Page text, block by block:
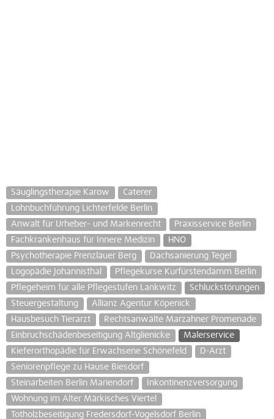
Säuglingstherapie Karow
Caterer
Lohnbuchführung Lichterfelde Berlin
Anwalt für Urheber- und Markenrecht
Praxisservice Berlin
Fachkrankenhaus für Innere Medizin
HNO
Psychotherapie Prenzlauer Berg
Dachsanierung Tegel
Logopädie Johannisthal
Pflegekurse Kurfürstendamm Berlin
Pflegeheim für alle Pflegestufen Lankwitz
Schluckstörungen
Steuergestaltung
Allianz Agentur Köpenick
Hausbesuch Tierarzt
Rechtsanwälte Marzahner Promenade
Einbruchschädenbeseitigung Altglienicke
Malerservice
Kieferorthopädie für Erwachsene Schönefeld
D-Arzt
Seniorenpflege zu Hause Biesdorf
Steinarbeiten Berlin Mariendorf
Inkontinenzversorgung
Wohnung im Alter Märkisches Viertel
Totholzbeseitigung Fredersdorf-Vogelsdorf Berlin